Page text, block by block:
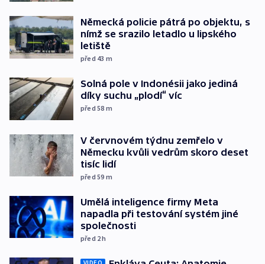
Německá policie pátrá po objektu, s
nímž se srazilo letadlo u lipského
letiště
před 43 m
Solná pole v Indonésii jako jediná
díky suchu „plodí“ víc
před 58 m
V červnovém týdnu zemřelo v
Německu kvůli vedrům skoro deset
tisíc lidí
před 59 m
Umělá inteligence firmy Meta
napadla při testování systém jiné
společnosti
před 2h